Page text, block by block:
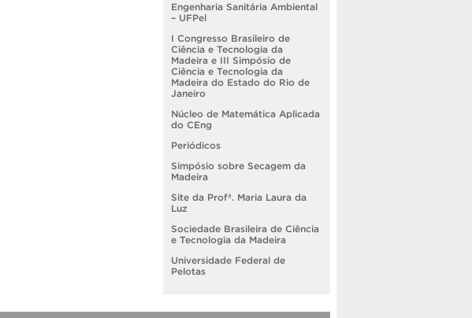
Engenharia Sanitária Ambiental
– UFPel
I Congresso Brasileiro de
Ciência e Tecnologia da
Madeira e III Simpósio de
Ciência e Tecnologia da
Madeira do Estado do Rio de
Janeiro
Núcleo de Matemática Aplicada
do CEng
Periódicos
Simpósio sobre Secagem da
Madeira
Site da Profª. Maria Laura da
Luz
Sociedade Brasileira de Ciência
e Tecnologia da Madeira
Universidade Federal de
Pelotas